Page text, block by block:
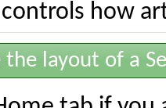
how
the layout of a